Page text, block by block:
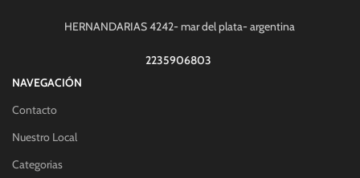
HERNANDARIAS 4242- mar del plata- argentina
2235906803
NAVEGACIÓN
Contacto
Nuestro Local
Categorias